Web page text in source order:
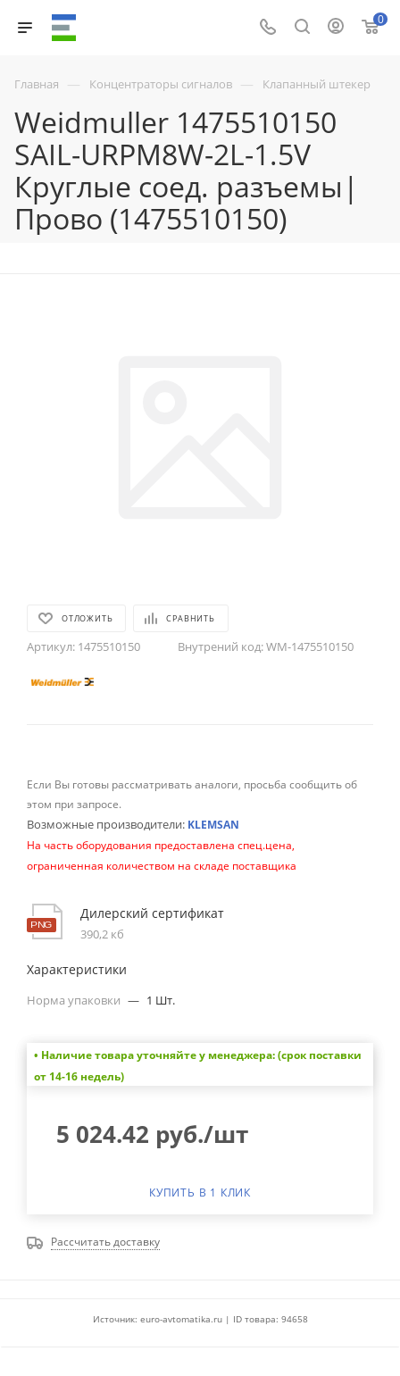
0
Главная — Концентраторы сигналов — Клапанный штекер
Weidmuller 1475510150
SAIL-URPM8W-2L-1.5V
Круглые соед. разъемы|
Прово (1475510150)
ОТЛОЖИТЬ СРАВНИТЬ
Артикул: 1475510150 Внутрений код:WM-1475510150
Если Вы готовы рассматривать аналоги, просьба сообщить об
этом при запросе.
Возможные производители: KLEMSAN
На часть оборудования предоставлена спец.цена,
ограниченная количеством на складе поставщика
Дилерский сертификат
390,2 кб
Характеристики
Норма упаковки — 1 Шт.
• Наличие товара уточняйте у менеджера: (срок поставки
от 14-16 недель)
5 024.42 руб./шт
КУПИТЬ В 1 КЛИК
Рассчитать доставку
Источник: euro-avtomatika.ru | ID товара: 94658